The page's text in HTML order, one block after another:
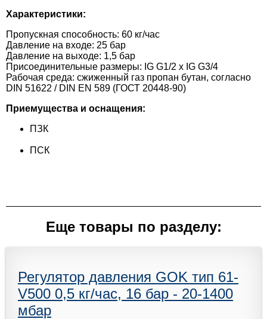
Характеристики:
Пропускная способность: 60 кг/час
Давление на входе: 25 бар
Давление на выходе: 1,5 бар
Присоединительные размеры: IG G1/2 x IG G3/4
Рабочая среда: сжиженный газ пропан бутан, согласно
DIN 51622 / DIN EN 589 (ГОСТ 20448-90)
Приемущества и оснащения:
ПЗК
ПСК
Еще товары по разделу:
Регулятор давления GOK тип 61-
V500 0,5 кг/час, 16 бар - 20-1400
мбар